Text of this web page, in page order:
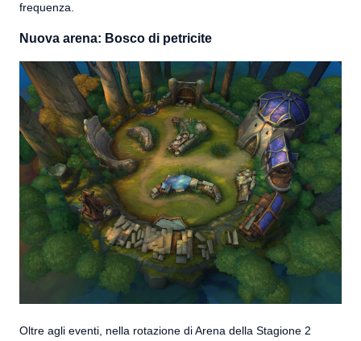
frequenza.
Nuova arena: Bosco di petricite
Oltre agli eventi, nella rotazione di Arena della Stagione 2